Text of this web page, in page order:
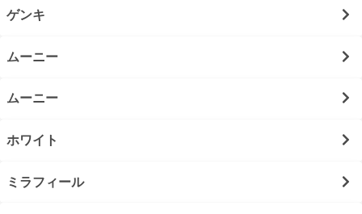
ゲンキ
ムーニー
ムーニー
ホワイト
ミラフィール